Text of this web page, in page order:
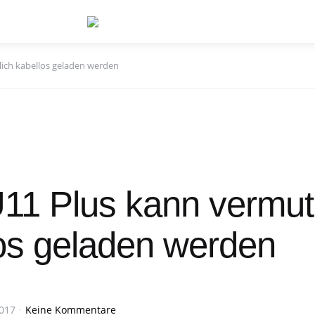
kabellos geladen werden
Plus kann
geladen werden
Keine Kommentare